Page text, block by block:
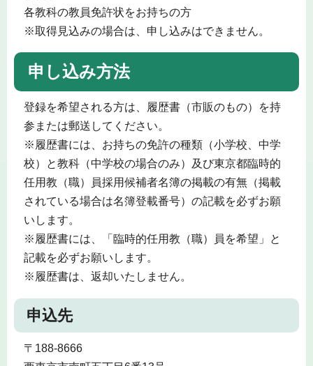
各教科の教員免許状をお持ちの方
※取得見込みの場合は、申し込みはできません。
申し込み方法
登録を希望される方は、履歴書（市販のもの）を持
参または郵送してください。
※履歴書には、お持ちの免許の種類（小学校、中学
校）と教科（中学校の場合のみ）及び東京都臨時的
任用教（職）員採用候補者名簿の掲載の有無（掲載
されている場合は名簿登載番号）の記載を必ずお願
いします。
※履歴書には、「臨時的任用教（職）員を希望」と
記載を必ずお願いします。
※履歴書は、返却いたしません。
申込先
〒188-8666